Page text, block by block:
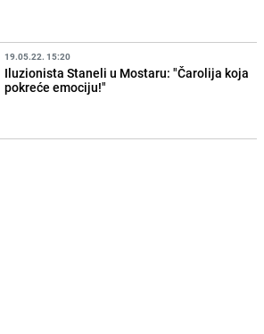
19.05.22. 15:20
Iluzionista Staneli u Mostaru: "Čarolija koja
pokreće emociju!"